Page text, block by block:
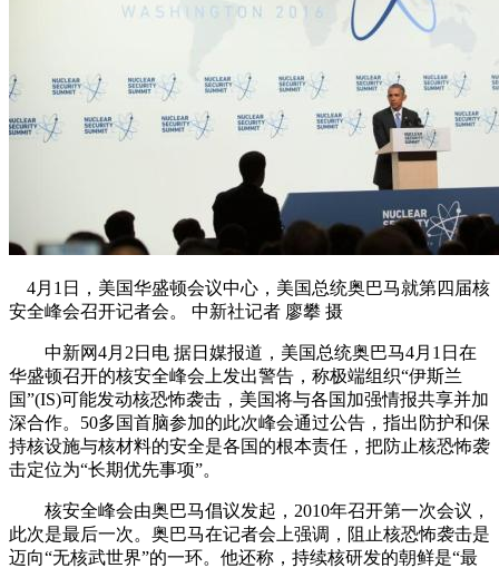
4月1日，美国华盛顿会议中心，美国总统奥巴马就第四届核
安全峰会召开记者会。 中新社记者 廖攀 摄
中新网4月2日电 据日媒报道，美国总统奥巴马4月1日在
华盛顿召开的核安全峰会上发出警告，称极端组织“伊斯兰
国”(IS)可能发动核恐怖袭击，美国将与各国加强情报共享并加
深合作。50多国首脑参加的此次峰会通过公告，指出防护和保
持核设施与核材料的安全是各国的根本责任，把防止核恐怖袭
击定位为“长期优先事项”。
核安全峰会由奥巴马倡议发起，2010年召开第一次会议，
此次是最后一次。奥巴马在记者会上强调，阻止核恐怖袭击是
迈向“无核武世界”的一环。他还称，持续核研发的朝鲜是“最